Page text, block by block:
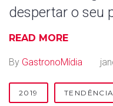
despertar o seu
READ MORE
By GastronoMídia
2019